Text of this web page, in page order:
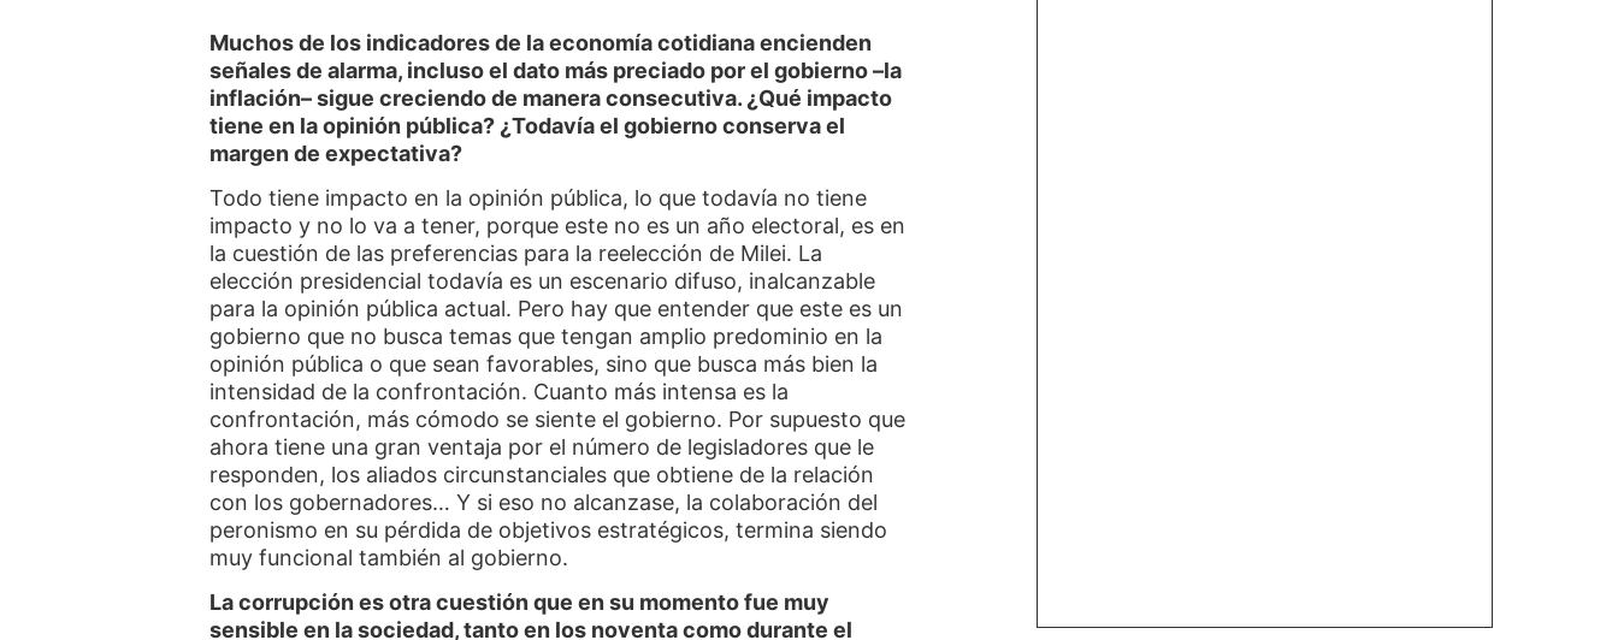
Muchos de los indicadores de la economía cotidiana encienden
señales de alarma, incluso el dato más preciado por el gobierno –la
inflación– sigue creciendo de manera consecutiva. ¿Qué impacto
tiene en la opinión pública? ¿Todavía el gobierno conserva el
margen de expectativa?
Todo tiene impacto en la opinión pública, lo que todavía no tiene
impacto y no lo va a tener, porque este no es un año electoral, es en
la cuestión de las preferencias para la reelección de Milei. La
elección presidencial todavía es un escenario difuso, inalcanzable
para la opinión pública actual. Pero hay que entender que este es un
gobierno que no busca temas que tengan amplio predominio en la
opinión pública o que sean favorables, sino que busca más bien la
intensidad de la confrontación. Cuanto más intensa es la
confrontación, más cómodo se siente el gobierno. Por supuesto que
ahora tiene una gran ventaja por el número de legisladores que le
responden, los aliados circunstanciales que obtiene de la relación
con los gobernadores… Y si eso no alcanzase, la colaboración del
peronismo en su pérdida de objetivos estratégicos, termina siendo
muy funcional también al gobierno.
La corrupción es otra cuestión que en su momento fue muy
sensible en la sociedad, tanto en los noventa como durante el